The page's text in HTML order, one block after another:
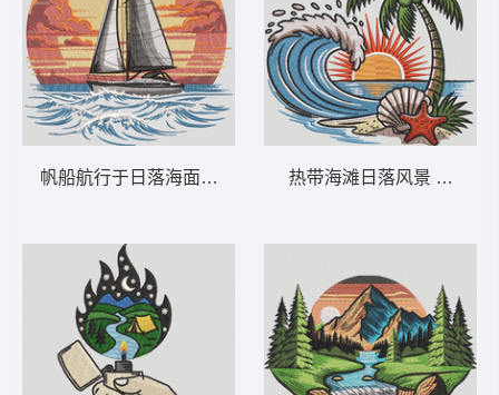
帆船航行于日落海面 帆船日落 – 海洋航海-热带海滩日落风景 热带海